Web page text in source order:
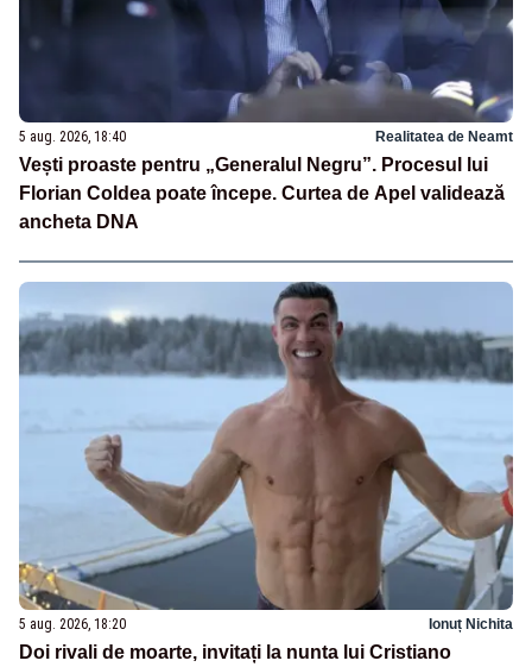
5 aug. 2026, 18:40 Realitatea de Neamt
Vești proaste pentru „Generalul Negru”. Procesul lui
Florian Coldea poate începe. Curtea de Apel validează
ancheta DNA
5 aug. 2026, 18:20 Ionuț Nichita
Doi rivali de moarte, invitați la nunta lui Cristiano